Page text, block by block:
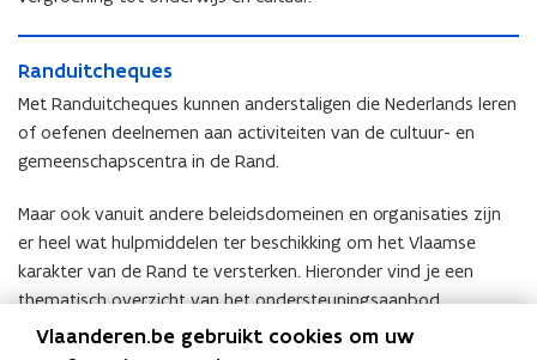
m
s
R
a
n
a
a
m
s
e
R
a
d
r
e
g
n
g
e
n
v
e
r
n
i
i
n
g
e
s
e
a
n
d
f
n
m
s
R
a
n
d
o
d
s
a
n
i
c
h
e
q
Randuitcheques
R
a
d
u
t
c
h
e
Met Randuitcheques kunnen anderstaligen die Nederlands leren
of oefenen deelnemen aan activiteiten van de cultuur- en
gemeenschapscentra in de Rand.
Maar ook vanuit andere beleidsdomeinen en organisaties zijn
er heel wat hulpmiddelen ter beschikking om het Vlaamse
karakter van de Rand te versterken. Hieronder vind je een
thematisch overzicht van het ondersteuningsaanbod.
Integratie in de Vlaamse Rand
Taalwetgeving en taalbeleid in de Vlaamse Rand
Vlaanderen.be gebruikt cookies om uw